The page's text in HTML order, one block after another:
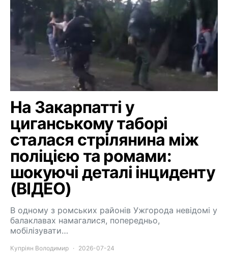
На Закарпатті у
циганському таборі
сталася стрілянина між
поліцією та ромами:
шокуючі деталі інциденту
(ВІДЕО)
В одному з ромських районів Ужгорода невідомі у
балаклавах намагалися, попередньо,
мобілізувати…
Купріян Володимир 2026-07-24